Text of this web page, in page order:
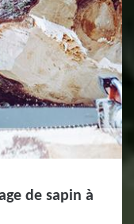
de sapin à